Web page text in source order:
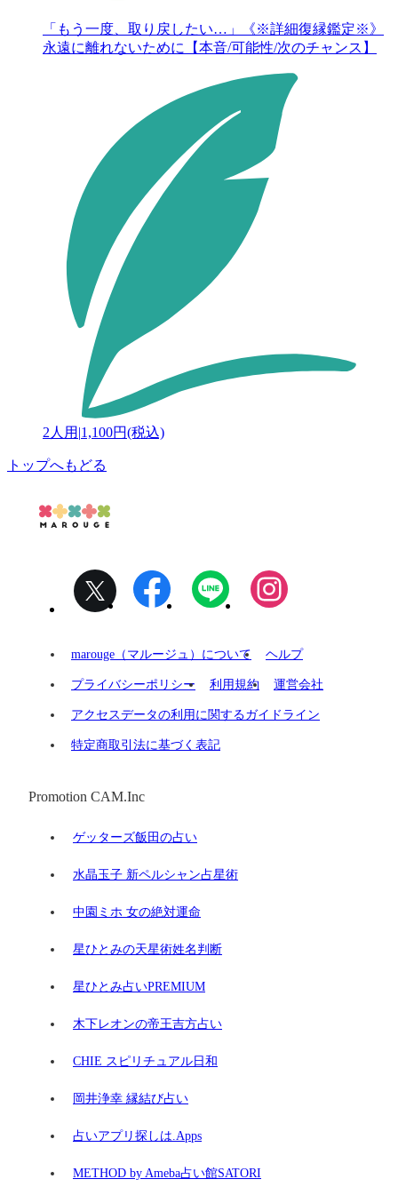
「もう一度、取り戻したい…」《※詳細復縁鑑定※》
永遠に離れないために【本音/可能性/次のチャンス】
2人用 |1,100円(税込)
トップへもどる
marouge（マルージュ）について ヘルプ
プライバシーポリシー 利用規約 運営会社
アクセスデータの利用に関するガイドライン
特定商取引法に基づく表記
Promotion CAM.Inc
ゲッターズ飯田の占い
水晶玉子 新ペルシャン占星術
中園ミホ 女の絶対運命
星ひとみの天星術姓名判断
星ひとみ占いPREMIUM
木下レオンの帝王吉方占い
CHIE スピリチュアル日和
岡井浄幸 縁結び占い
占いアプリ探しは.Apps
METHOD by Ameba占い館SATORI